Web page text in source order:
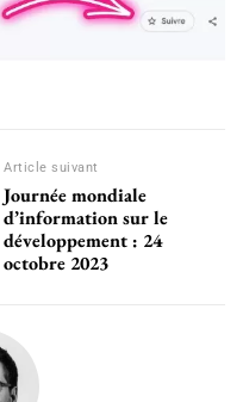
Article suivant
Journée mondiale
d’information sur le
développement : 24
octobre 2023